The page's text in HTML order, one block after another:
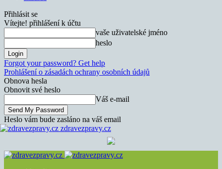
Přihlásit se
Vítejte! přihlášení k účtu
vaše uživatelské jméno
heslo
Forgot your password? Get help
Prohlášení o zásadách ochrany osobních údajů
Obnova hesla
Obnovit své heslo
Váš e-mail
Heslo vám bude zasláno na váš email
zdravezpravy.cz